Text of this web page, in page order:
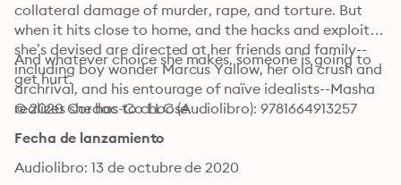
collateral damage of murder, rape, and torture. But
when it hits close to home, and the hacks and exploits
she’s devised are directed at her friends and family--
including boy wonder Marcus Yallow, her old crush and
archrival, and his entourage of naïve idealists--Masha
realizes she has to choose.
And whatever choice she makes, someone is going to
get hurt.
© 2020 Cordoc-Co LLC (Audiolibro): 9781664913257
Fecha de lanzamiento
Audiolibro: 13 de octubre de 2020